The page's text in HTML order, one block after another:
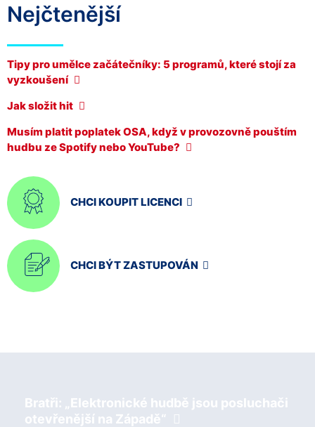
Nejčtenější
Tipy pro umělce začátečníky: 5 programů, které stojí za
vyzkoušení
Jak složit hit
Musím platit poplatek OSA, když v provozovně pouštím
hudbu ze Spotify nebo YouTube?
CHCI KOUPIT LICENCI
CHCI BÝT ZASTUPOVÁN
Bratři: „Elektronické hudbě jsou posluchači
otevřenější na Západě“